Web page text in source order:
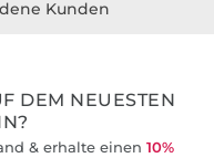
DEM NEUESTEN
& erhalte einen 10%